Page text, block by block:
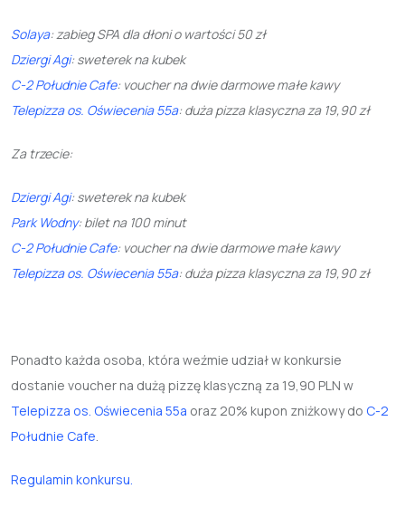
Solaya: zabieg SPA dla dłoni o wartości 50 zł
Dziergi Agi: sweterek na kubek
C-2 Południe Cafe: voucher na dwie darmowe małe kawy
Telepizza os. Oświecenia 55a: duża pizza klasyczna za 19,90 zł
Za trzecie:
Dziergi Agi: sweterek na kubek
Park Wodny: bilet na 100 minut
C-2 Południe Cafe: voucher na dwie darmowe małe kawy
Telepizza os. Oświecenia 55a: duża pizza klasyczna za 19,90 zł
Ponadto każda osoba, która weźmie udział w konkursie
dostanie voucher na dużą pizzę klasyczną za 19,90 PLN w
Telepizza os. Oświecenia 55a oraz 20% kupon zniżkowy do C-2
Południe Cafe
Regulamin konkursu.